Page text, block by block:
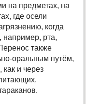
на предметах, на
где осели
когда
например, рта,
также
оральным путём,
и через